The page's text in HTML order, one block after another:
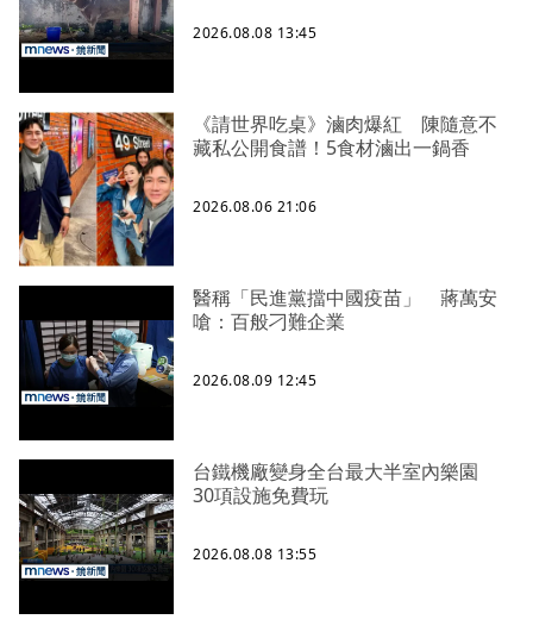
2026.08.08 13:45
《請世界吃桌》滷肉爆紅 陳隨意不
藏私公開食譜！5食材滷出一鍋香
2026.08.06 21:06
醫稱「民進黨擋中國疫苗」 蔣萬安
嗆：百般刁難企業
2026.08.09 12:45
台鐵機廠變身全台最大半室內樂園
30項設施免費玩
2026.08.08 13:55